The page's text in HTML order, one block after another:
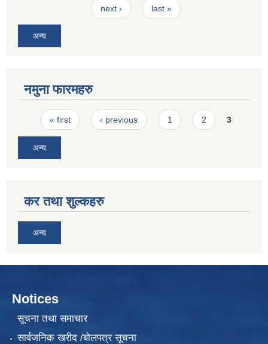
next › last »
अन्य
नमुना फारमहरु
Pages
« first ‹ previous 1 2 3
अन्य
कर तथा शुल्कहरु
अन्य
Notices
सूचना तथा समाचार
सार्वजनिक खरीद /बोलपत्र सूचना